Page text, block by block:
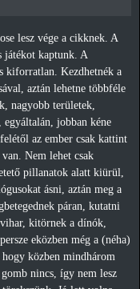
lesz vége a cikknek. A
játékot kaptunk. A
kiforratlan. Kezdhetnék a
aztán lehetne többféle
nagyobb területek,
jobban kéne
az ember csak kattint
Nem lehet csak
pillanatok alatt kiürül,
ásni, aztán meg a
páran, kutatni
kitörnek a dínók,
eközben még a (néha)
közben mindhárom
nincs, így nem lesz